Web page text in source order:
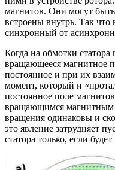
магнитов. Они могут
встроены внутрь. Так что
синхронный от
Когда на обмотки статора
вращающееся магнитное
постоянное и при их
момент, который и
постоянное поле
вращающимся магнитным
вращения одинаковы и
это явление затрудняет
статора только, если